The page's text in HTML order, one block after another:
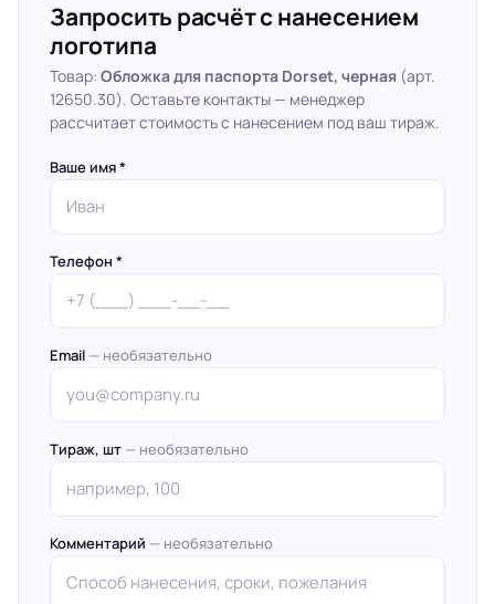
Запросить расчёт с нанесением
логотипа
Товар: Обложка для паспорта Dorset, черная (арт.
12650.30). Оставьте контакты — менеджер
рассчитает стоимость с нанесением под ваш тираж.
Ваше имя *
Телефон *
Email — необязательно
Тираж, шт — необязательно
Комментарий — необязательно